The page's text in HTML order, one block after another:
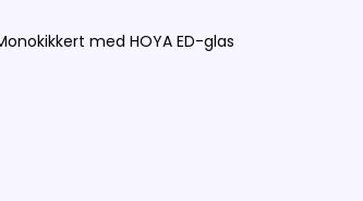
med HOYA ED-glas